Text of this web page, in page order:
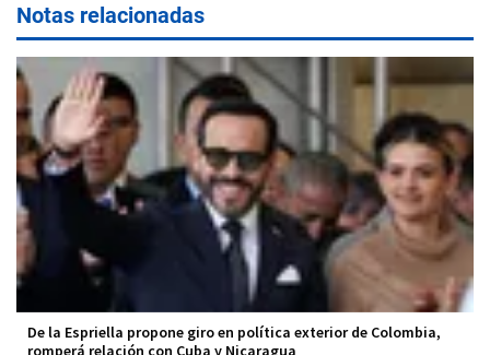
Notas relacionadas
De la Espriella propone giro en política exterior de Colombia,
romperá relación con Cuba y Nicaragua